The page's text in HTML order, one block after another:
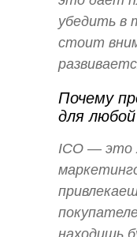
убедить в
стоит
Почему
для
ICO — это